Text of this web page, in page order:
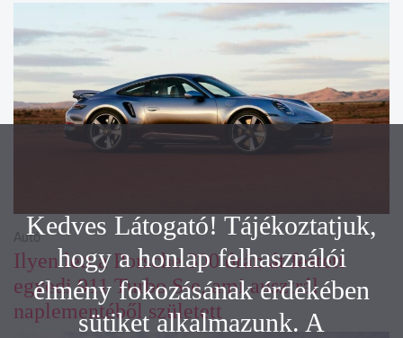
Ilyen lett a Porsche 300 órán át festett
egyedi 911 Turbo S-e, ami ausztrál
naplementéből született
AutóKedves Látogató! Tájékoztatjuk,
hogy a honlap felhasználói
élmény fokozásának érdekében
sütiket alkalmazunk. A